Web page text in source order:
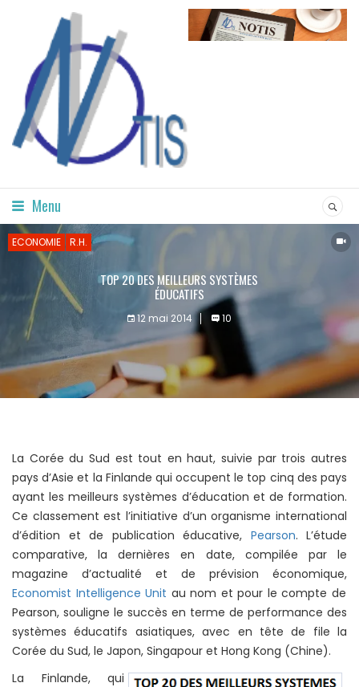
Menu
ECONOMIE R.H.
TOP 20 DES MEILLEURS SYSTÈMES
ÉDUCATIFS
12 mai 2014 10
La Corée du Sud est tout en haut, suivie par trois autres
pays d’Asie et la Finlande qui occupent le top cinq des pays
ayant les meilleurs systèmes d’éducation et de formation.
Ce classement est l’initiative d’un organisme international
d’édition et de publication éducative, Pearson. L’étude
comparative, la dernières en date, compilée par le
magazine d’actualité et de prévision économique,
Economist Intelligence Unit au nom et pour le compte de
Pearson, souligne le succès en terme de performance des
systèmes éducatifs asiatiques, avec en tête de file la
Corée du Sud, le Japon, Singapour et Hong Kong (Chine).
La Finlande, qui